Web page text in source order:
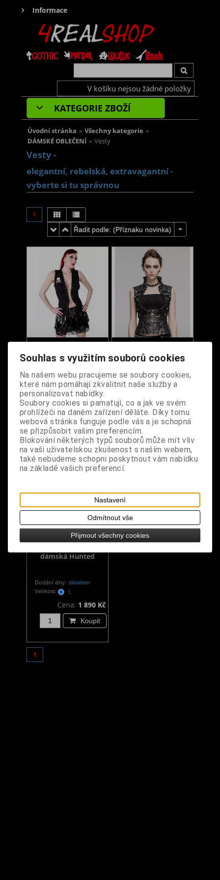
Informace
V košíku nejsou žádné položky
KATEGORIE ZBOŽÍ
Úvodní stránka » Všechny kategorie »
DÁMSKÉ OBLEČENÍ » Vesty
Vesty -
elegantní, rebelská, extravagantní -
vyberte si tu správnou
1
Řadit podle: (Příznaku novinka)
Gotická vesta dámská
s řetízkovým
Dodání dny:skladem
Velikost:
L
Cena:690 Kč
Koupit
Rocková vesta
dámská Zora
Dodání dny: skladem
L
Cena:1 790 Kč
Rocková bunda/vesta
dámská Hunted
Dodání dny: skladem
Velikost:
L
Cena: 1 890 Kč
Koupit
1
Souhlas s využitím souborů cookies
Na našem webu pracujeme se soubory cookies,
které nám pomáhají zkvalitnit naše služby a
personalizovat nabídky.
Soubory cookies si pamatují, co a jak ve svém
prohlížeči na daném zařízení děláte. Díky tomu
webová stránka funguje podle vás a je schopná
se přizpůsobit vašim preferencím.
Blokování některých typů souborů může mít vliv
na vaši uživatelskou zkušenost s naším webem,
také nebudeme schopni poskytnout vám nabídku
na základě vašich preferencí.
Nastavení
Odmítnout vše
Přijmout všechny cookies